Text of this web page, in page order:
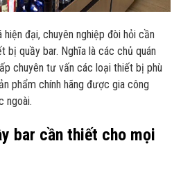
đại, chuyên nghiệp đòi hỏi cần
quầy bar. Nghĩa là các chủ quán
chuyên tư vấn các loại thiết bị phù
phẩm chính hãng được gia công
ngoài.
bar cần thiết cho mọi